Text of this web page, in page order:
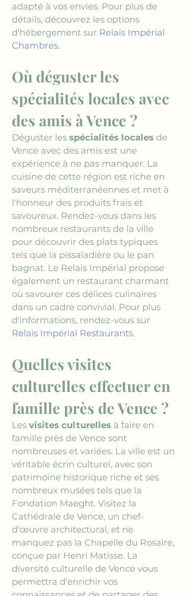
adapté à vos envies. Pour plus de
détails, découvrez les options
d'hébergement sur Relais Impérial
Chambres.
Où déguster les
spécialités locales avec
des amis à Vence ?
Déguster les spécialités locales de
Vence avec des amis est une
expérience à ne pas manquer. La
cuisine de cette région est riche en
saveurs méditerranéennes et met à
l'honneur des produits frais et
savoureux. Rendez-vous dans les
nombreux restaurants de la ville
pour découvrir des plats typiques
tels que la pissaladière ou le pan
bagnat. Le Relais Impérial propose
également un restaurant charmant
où savourer ces délices culinaires
dans un cadre convivial. Pour plus
d'informations, rendez-vous sur
Relais Impérial Restaurants.
Quelles visites
culturelles effectuer en
famille près de Vence ?
Les visites culturelles à faire en
famille près de Vence sont
nombreuses et variées. La ville est un
véritable écrin culturel, avec son
patrimoine historique riche et ses
nombreux musées tels que la
Fondation Maeght. Visitez la
Cathédrale de Vence, un chef-
d'œuvre architectural, et ne
manquez pas la Chapelle du Rosaire,
conçue par Henri Matisse. La
diversité culturelle de Vence vous
permettra d'enrichir vos